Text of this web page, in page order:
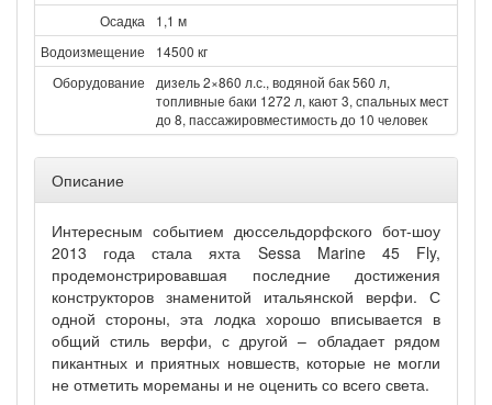
Осадка
1,1 м
Водоизмещение
14500 кг
Оборудование
дизель 2×860 л.с., водяной бак 560 л,
топливные баки 1272 л, кают 3, спальных мест
до 8, пассажировместимость до 10 человек
Описание
Интересным событием дюссельдорфского бот-шоу
2013 года стала яхта Sessa Marine 45 Fly,
продемонстрировавшая последние достижения
конструкторов знаменитой итальянской верфи. С
одной стороны, эта лодка хорошо вписывается в
общий стиль верфи, с другой – обладает рядом
пикантных и приятных новшеств, которые не могли
не отметить мореманы и не оценить со всего света.